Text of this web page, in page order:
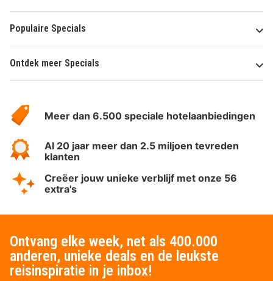
Populaire Specials
Ontdek meer Specials
HotelSpecials
Meer dan 6.500 speciale hotelaanbiedingen
Al 20 jaar meer dan 2.5 miljoen tevreden
klanten
Creëer jouw unieke verblijf met onze 56
extra's
Ontvang elke week, net als 400.000
anderen, unieke deals en de leukste
reisinspiratie in je inbox!